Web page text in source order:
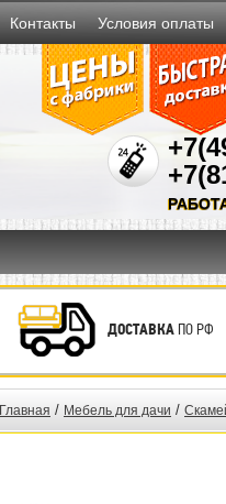
Контакты Условия оплаты
ДОСТАВКАПО РФ
Главная / Мебель для дачи /